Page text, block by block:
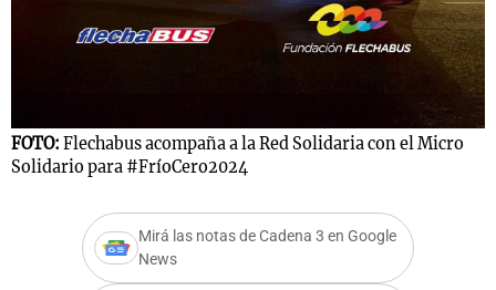
FOTO: Flechabus acompaña a la Red Solidaria con el Micro
Solidario para #FríoCero2024
Mirá las notas de Cadena 3 en Google
News